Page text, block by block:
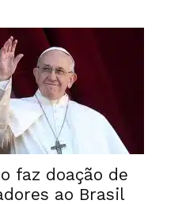
faz doação de
ao Brasil